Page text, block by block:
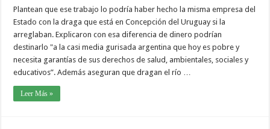
Plantean que ese trabajo lo podría haber hecho la misma empresa del
Estado con la draga que está en Concepción del Uruguay si la
arreglaban. Explicaron con esa diferencia de dinero podrían
destinarlo "a la casi media gurisada argentina que hoy es pobre y
necesita garantías de sus derechos de salud, ambientales, sociales y
educativos”. Además aseguran que dragan el río …
Leer Más »